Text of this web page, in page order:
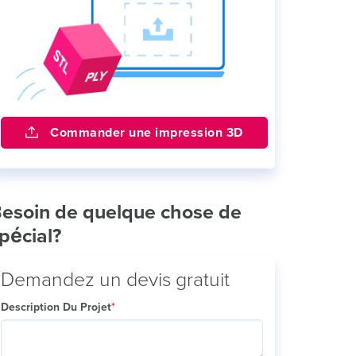
Commander une impression 3D
de quelque chose de
Demandez un devis gratuit
Description Du Projet*